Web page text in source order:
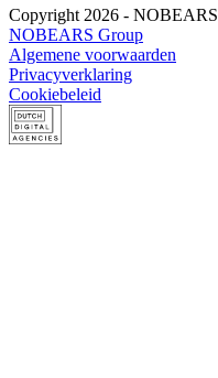
Copyright 2026 - NOBEARS
NOBEARS Group
Algemene voorwaarden
Privacyverklaring
Cookiebeleid